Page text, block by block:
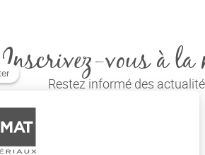
Inscrivez-vous à la
Restez informé des